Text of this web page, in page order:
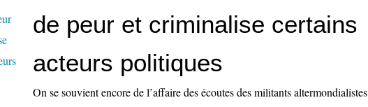
de peur et criminalise certains
acteurs politiques
On se souvient encore de l’affaire des écoutes des militants altermondialistes